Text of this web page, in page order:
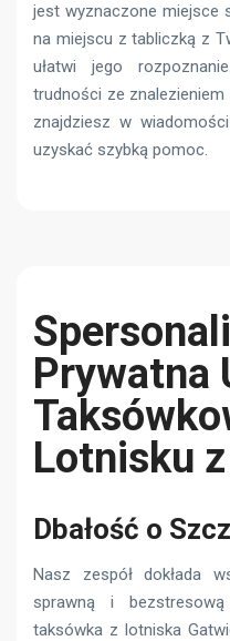
jest wyznaczone miejsce
na miejscu z tabliczką z
ułatwi jego
trudności ze
znajdziesz w
uzyskać szybką pomoc.
Prywatna
Lotnisku
Dbałość o
Nasz zespół dokłada
sprawną i
taksówka z lotniska